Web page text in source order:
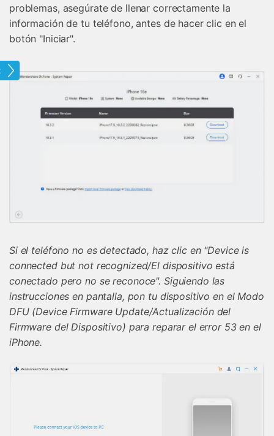
problemas, asegúrate de llenar correctamente la
información de tu teléfono, antes de hacer clic en el
botón "Iniciar".
Si el teléfono no es detectado, haz clic en "Device is
connected but not recognized/El dispositivo está
conectado pero no se reconoce". Siguiendo las
instrucciones en pantalla, pon tu dispositivo en el Modo
DFU (Device Firmware Update/Actualización del
Firmware del Dispositivo) para reparar el error 53 en el
iPhone.